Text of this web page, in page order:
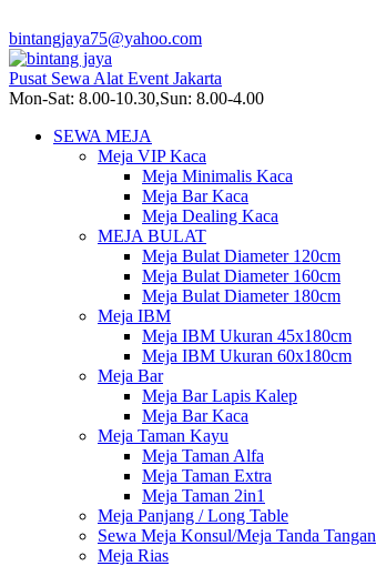
bintangjaya75@yahoo.com
Pusat Sewa Alat Event Jakarta
Mon-Sat: 8.00-10.30,Sun: 8.00-4.00
SEWA MEJA
Meja VIP Kaca
Meja Minimalis Kaca
Meja Bar Kaca
Meja Dealing Kaca
MEJA BULAT
Meja Bulat Diameter 120cm
Meja Bulat Diameter 160cm
Meja Bulat Diameter 180cm
Meja IBM
Meja IBM Ukuran 45x180cm
Meja IBM Ukuran 60x180cm
Meja Bar
Meja Bar Lapis Kalep
Meja Bar Kaca
Meja Taman Kayu
Meja Taman Alfa
Meja Taman Extra
Meja Taman 2in1
Meja Panjang / Long Table
Sewa Meja Konsul/Meja Tanda Tangan
Meja Rias